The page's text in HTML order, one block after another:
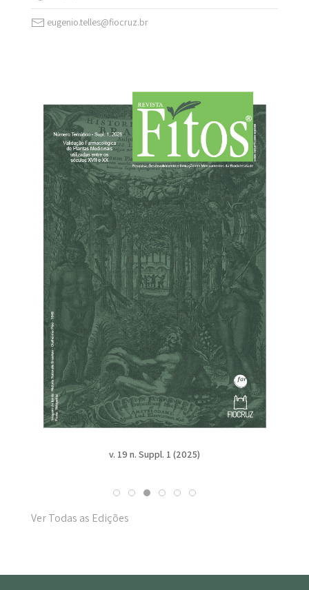
eugenio.telles@fiocruz.br
v. 19 n. Suppl. 1 (2025)
Ver Todas as Edições